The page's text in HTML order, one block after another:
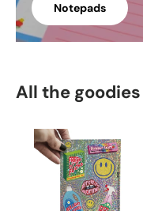
Notepads
All the goodies